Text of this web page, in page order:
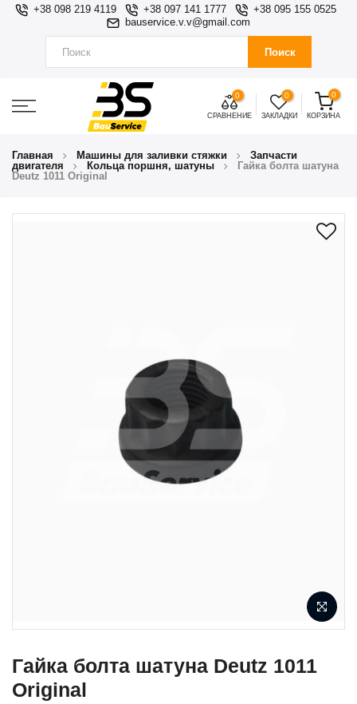
+38 098 219 4119 +38 097 141 1777
+38 095 155 0525
bauservice.v.v@gmail.com
Поиск
0
СРАВНЕНИЕ
0
ЗАКЛАДКИ
0
КОРЗИНА
Главная Машины для заливки стяжки
Запчасти
двигателя
Кольца поршня, шатуны
Гайка болта шатуна
Deutz 1011 Original
Гайка болта шатуна Deutz 1011
Original